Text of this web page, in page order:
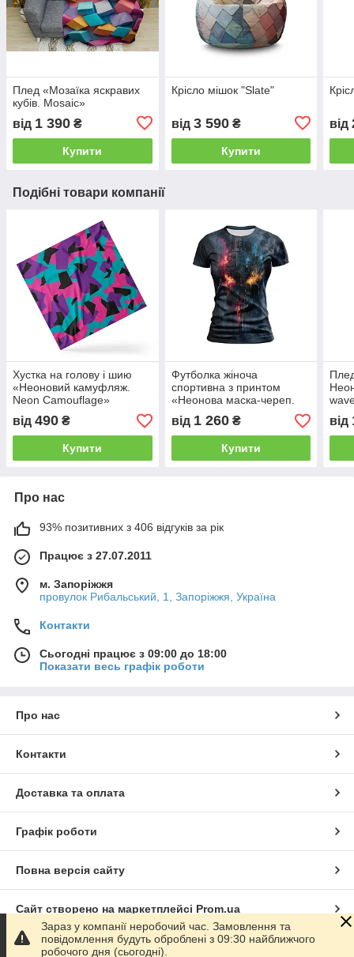
Плед «Мозаїка яскравих
кубів. Mosaic»
від 1 390 ₴
Купити
Крісло мішок "Slate"
від 3 590₴
Купити
від
Подібні товари компанії
Хустка на голову і шию
«Неоновий камуфляж.
Neon Camouflage»
від 490 ₴
Купити
Футболка жіноча
спортивна з принтом
«Неонова маска-череп.
Neon Skull»
від 1 260₴
Купити
від
Про нас
93% позитивних з 406 відгуків за рік
Працює з 27.07.2011
м. Запоріжжя
провулок Рибальський, 1, Запоріжжя, Україна
Контакти
Сьогодні працює з 09:00 до 18:00
Показати весь графік роботи
Про нас
Контакти
Доставка та оплата
Графік роботи
Повна версія сайту
Сайт створено на маркетплейсі Prom.ua
Політика конфіденційності
Зараз у компанії неробочий час. Замовлення та
повідомлення будуть оброблені з 09:30 найближчого
робочого дня (сьогодні).